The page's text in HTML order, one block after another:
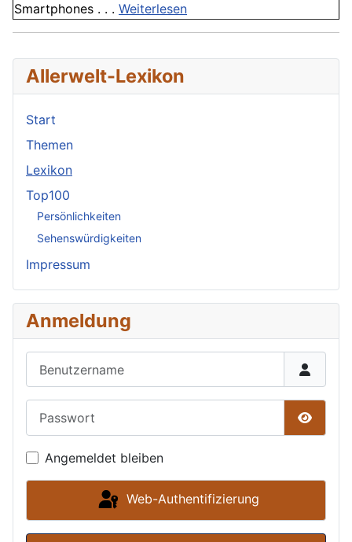
Smartphones . . . Weiterlesen
Allerwelt-Lexikon
Start
Themen
Lexikon
Top100
Persönlichkeiten
Sehenswürdigkeiten
Impressum
Anmeldung
Angemeldet bleiben
Web-Authentifizierung